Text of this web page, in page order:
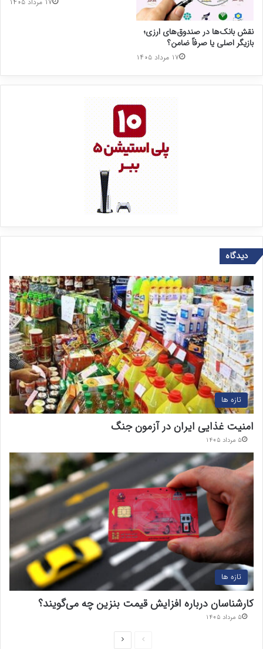
نقش بانک‌ها در صندوق‌های ارزی؛
بازیگر اصلی یا صرفاً ضامن؟
۱۷ مرداد ۱۴۰۵
دیدگاه
تازه ها
امنیت غذایی ایران در آزمون جنگ
۵ مرداد ۱۴۰۵
تازه ها
کارشناسان درباره افزایش قیمت بنزین چه می‌گویند؟
۵ مرداد ۱۴۰۵